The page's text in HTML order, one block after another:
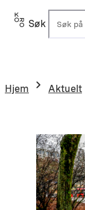
Hopp
Søk
Hjem Aktuelt